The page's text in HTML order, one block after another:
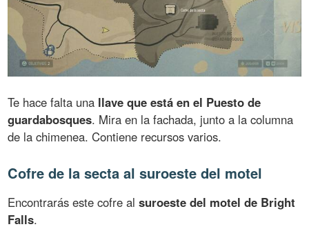
Te hace falta una llave que está en el Puesto de
guardabosques. Mira en la fachada, junto a la columna
de la chimenea. Contiene recursos varios.
Cofre de la secta al suroeste del motel
Encontrarás este cofre alsuroeste del motel de Bright
Falls.